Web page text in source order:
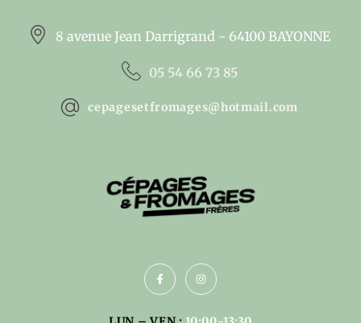
8 avenue Jean Darrigrand - 64100 BAYONNE
05 54 66 73 85
cepagesetfromages@hotmail.com